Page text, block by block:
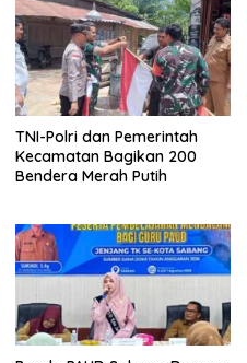
TNI-Polri dan Pemerintah
Kecamatan Bagikan 200
Bendera Merah Putih